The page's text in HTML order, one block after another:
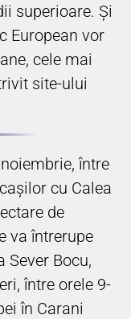
superioare. Și
European vor
cele mai
site-ului
între
cu Calea
de
va întrerupe
Sever Bocu,
între orele 9-
în Carani